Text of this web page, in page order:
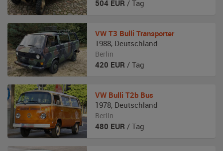
504 EUR / Tag
VW T3 Bulli Transporter
1988, Deutschland
Berlin
420 EUR / Tag
VW Bulli T2b Bus
1978, Deutschland
Berlin
480 EUR / Tag